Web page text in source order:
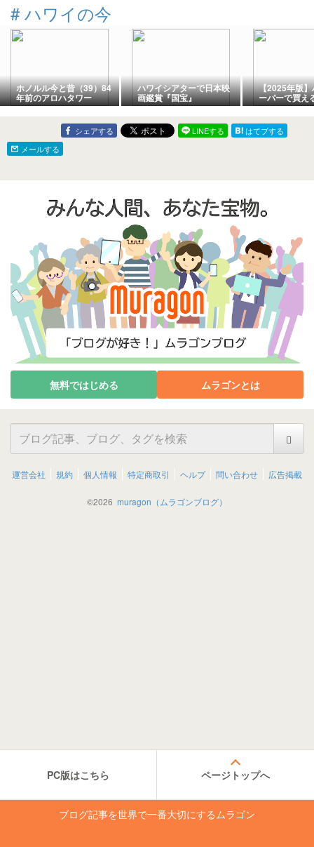
# ハワイの今
ホノルル今と昔（39）84
年前のアロハタワー
ハワイシアターで日本映
画鑑賞『国宝』
【2025年版
ーパーで買え
用お土産15選
ばれるおすす
介
シェアする LINEする
はてブする
メールする
無料ではじめる ムラゴンとは
運営会社 規約 個人情報 特定商取引 ヘルプ 問い合わせ 広告掲載
©2026 muragon（ムラゴンブログ）
PC版はこちら ページトップへ
ブログ記事を世界で一番大切にするムラゴン